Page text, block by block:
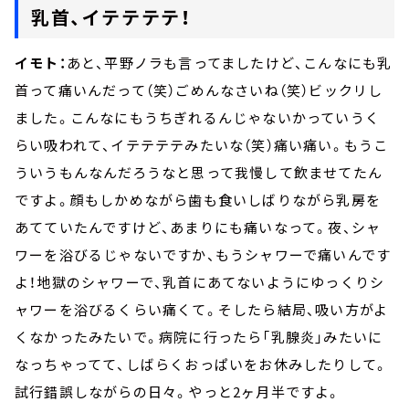
乳首、イテテテテ！
イモト： あと、平野ノラも言ってましたけど、こんなにも乳
首って痛いんだって（笑）ごめんなさいね（笑）ビックリし
ました。こんなにもうちぎれるんじゃないかっていうく
らい吸われて、イテテテテみたいな（笑）痛い痛い。もうこ
ういうもんなんだろうなと思って我慢して飲ませてたん
ですよ。顔もしかめながら歯も食いしばりながら乳房を
あてていたんですけど、あまりにも痛いなって。夜、シャ
ワーを浴びるじゃないですか、もうシャワーで痛いんです
よ！地獄のシャワーで、乳首にあてないようにゆっくりシ
ャワーを浴びるくらい痛くて。そしたら結局、吸い方がよ
くなかったみたいで。病院に行ったら「乳腺炎」みたいに
なっちゃってて、しばらくおっぱいをお休みしたりして。
試行錯誤しながらの日々。やっと2ヶ月半ですよ。